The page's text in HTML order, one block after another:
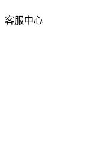
客服中心